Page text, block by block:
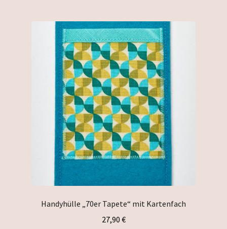
variants.
The
options
may
be
chosen
on
the
product
page
Handyhülle „70er Tapete“ mit Kartenfach
27,90 €